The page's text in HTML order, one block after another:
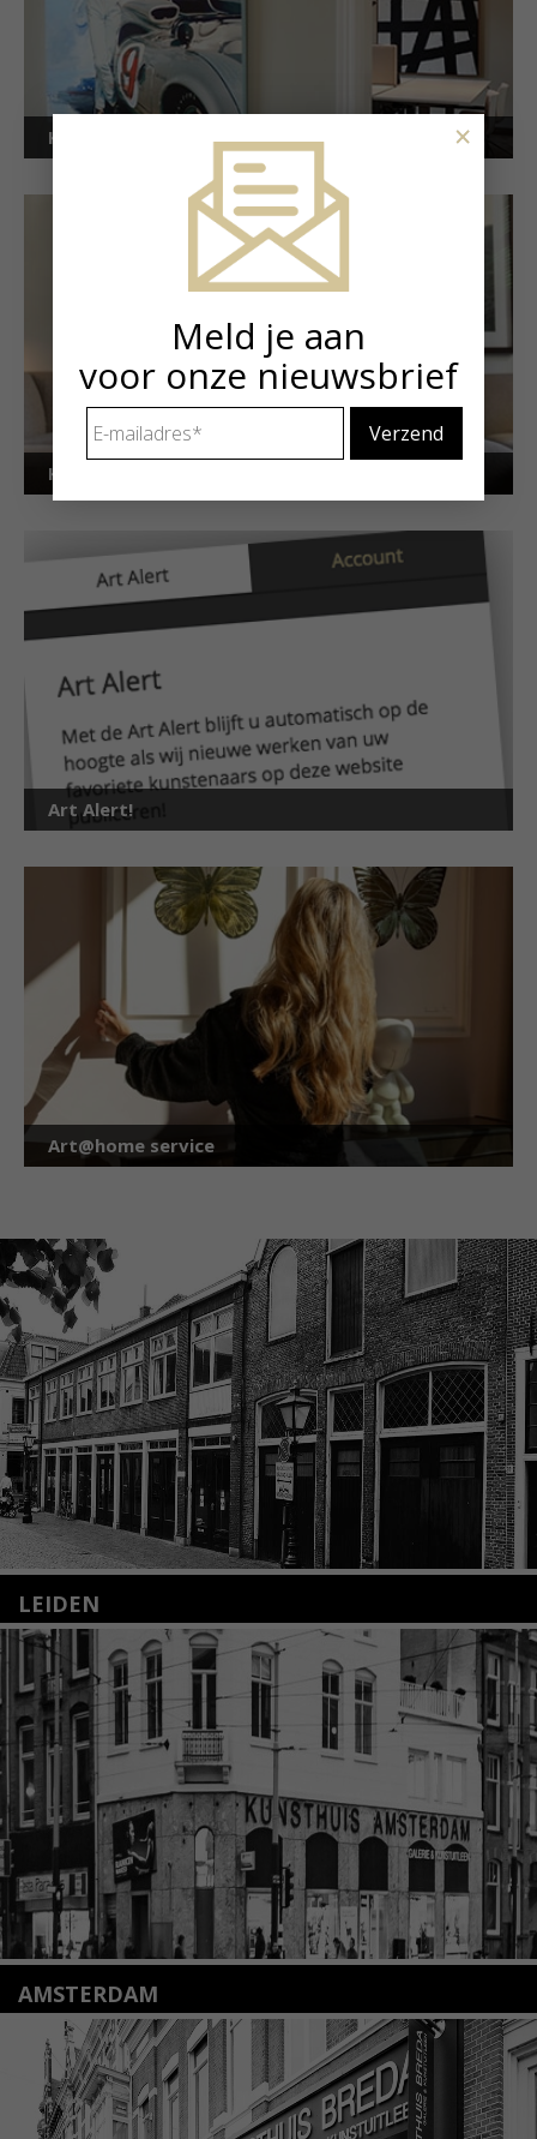
Kunstuitleen voor bedrijven
Kunstuitleen voor particulieren
Art Alert!
Art@home service
LEIDEN
Nieuwstraat 35
2312 KA Leiden
+31(0)71 – 52 84 480
info@kunsthuisleiden.nl
Lees meer
AMSTERDAM
Amstelveenseweg 135
1075 VX Amsterdam
+31 (0)20 2332546
info@kunsthuisamsterdam.nl
Meld je aan
voor onze nieuwsbrief
mailadres *
×